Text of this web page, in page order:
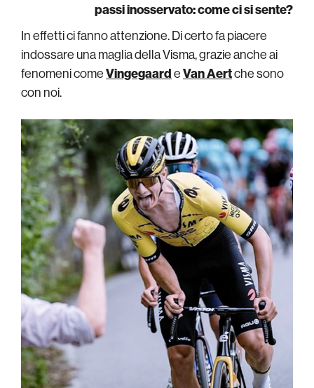
passi inosservato: come ci si sente?
In effetti ci fanno attenzione. Di certo fa piacere
indossare una maglia della Visma, grazie anche ai
fenomeni comeVingegaardeVan Aertche sono
con noi.